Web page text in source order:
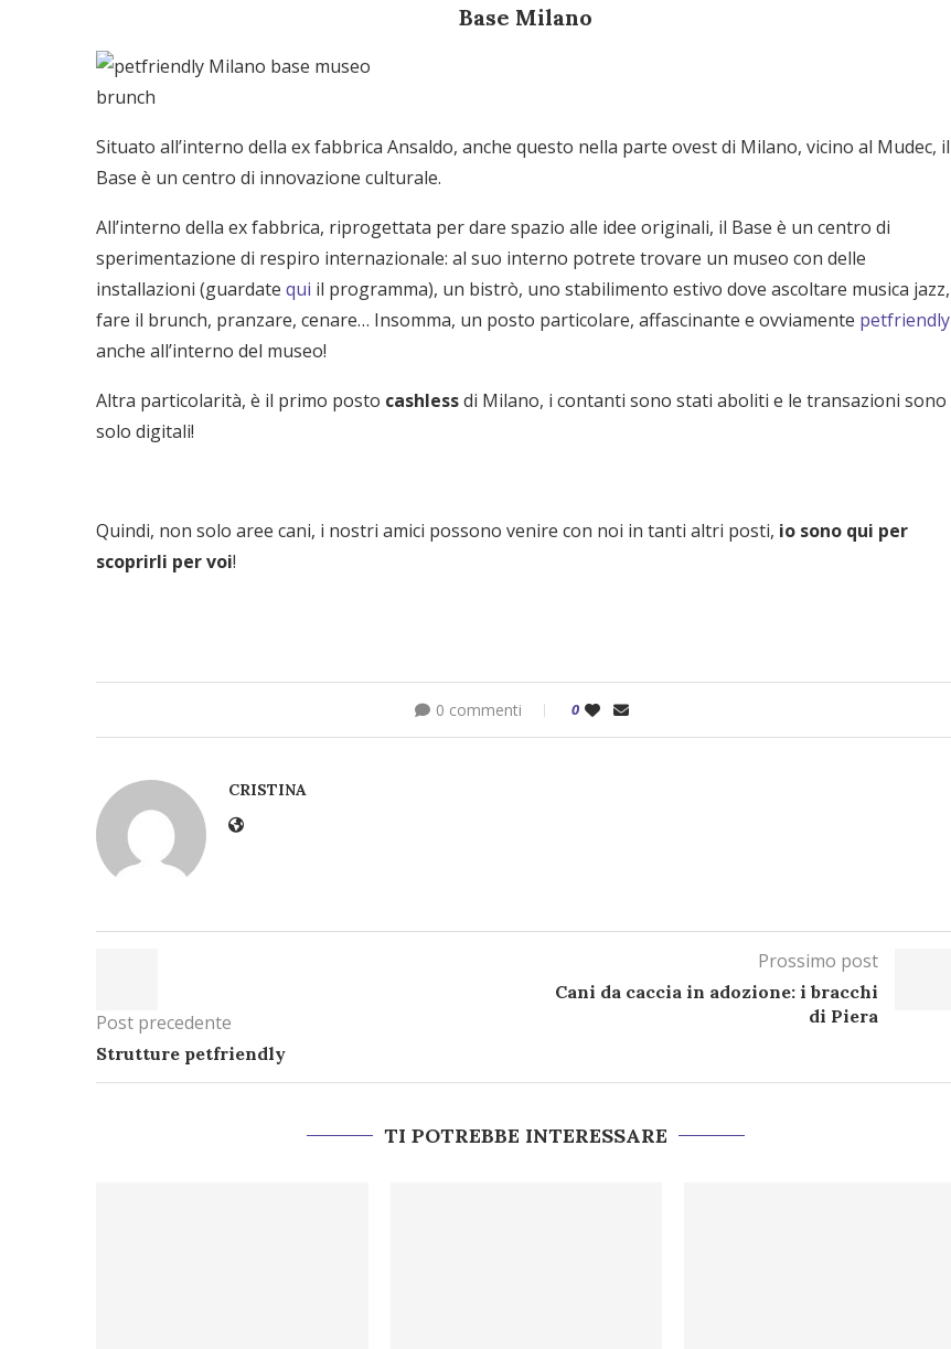
Base Milano
Situato all’interno della ex fabbrica Ansaldo, anche questo nella parte ovest di Milano, vicino al Mudec, il
Base è un centro di innovazione culturale.
All’interno della ex fabbrica, riprogettata per dare spazio alle idee originali, il Base è un centro di
sperimentazione di respiro internazionale: al suo interno potrete trovare un museo con delle
installazioni (guardate qui il programma), un bistrò, uno stabilimento estivo dove ascoltare musica jazz,
fare il brunch, pranzare, cenare… Insomma, un posto particolare, affascinante e ovviamente petfriendly
anche all’interno del museo!
Altra particolarità, è il primo posto cashlessdi Milano, i contanti sono stati aboliti e le transazioni sono
solo digitali!
Quindi, non solo aree cani, i nostri amici possono venire con noi in tanti altri posti, io sono qui per
scoprirli per voi!
0 commenti 0
CRISTINA
Post precedente
Strutture petfriendly
Prossimo post
Cani da caccia in adozione: i bracchi
di Piera
TI POTREBBE INTERESSARE